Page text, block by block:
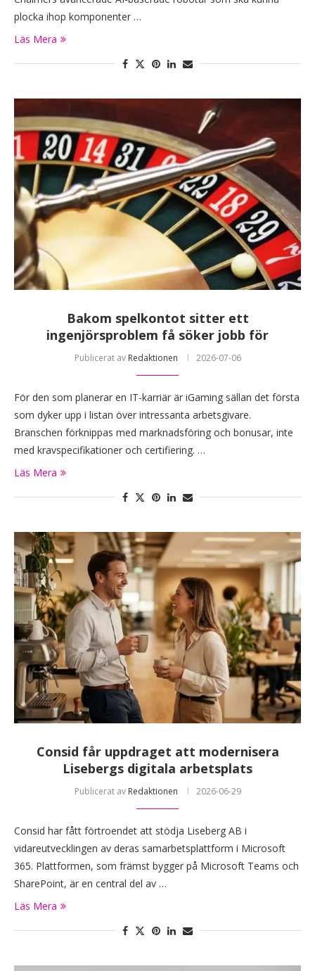
plocka ihop komponenter …
Läs Mera
Bakom spelkontot sitter ett
ingenjörsproblem få söker jobb för
Publicerat av Redaktionen 2026-07-06
För den som planerar en IT-karriär är iGaming sällan det första
som dyker upp i listan över intressanta arbetsgivare.
Branschen förknippas med marknadsföring och bonusar, inte
med kravspecifikationer och certifiering. …
Läs Mera
Consid får uppdraget att modernisera
Lisebergs digitala arbetsplats
Publicerat av Redaktionen 2026-06-29
Consid har fått förtroendet att stödja Liseberg AB i
vidareutvecklingen av deras samarbetsplattform i Microsoft
365. Plattformen, som främst bygger på Microsoft Teams och
SharePoint, är en central del av …
Läs Mera